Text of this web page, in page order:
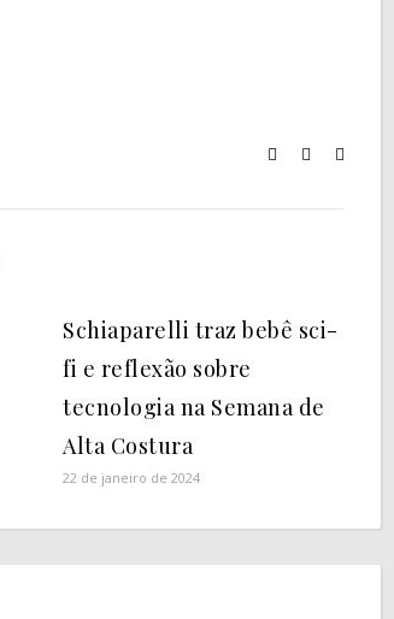
Schiaparelli traz bebê sci-
fi e reflexão sobre
tecnologia na Semana de
Alta Costura
22 de janeiro de 2024